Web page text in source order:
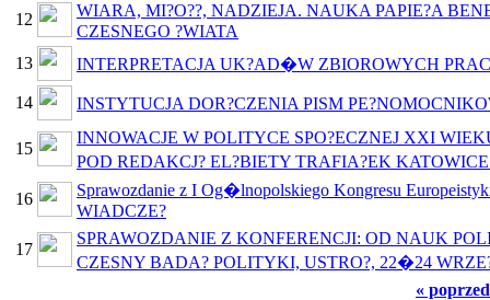
12
WIARA, MI?O??, NADZIEJA. NAUKA PAPIE?A
CZESNEGO ?WIATA
13
INTERPRETACJA UK?AD�W ZBIOROWYCH
14 INSTYTUCJA DOR?CZENIA PISM
15
INNOWACJE W POLITYCE SPO?ECZNEJ XXI
POD REDAKCJ? EL?BIETY TRAFIA?EK
16
Sprawozdanie z I Og�lnopolskiego Kongresu
WIADCZE?
17
SPRAWOZDANIE Z KONFERENCJI: OD NAUK
CZESNY BADA? POLITYKI, USTRO?, 22�24
«